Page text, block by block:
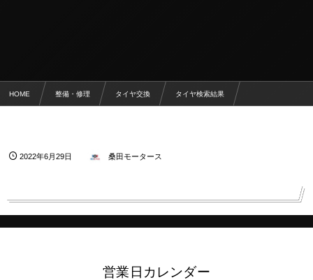
HOME 整備・修理 タイヤ交換 タイヤ検索結果
2022年6月29日 桑田モータース
営業日カレンダー